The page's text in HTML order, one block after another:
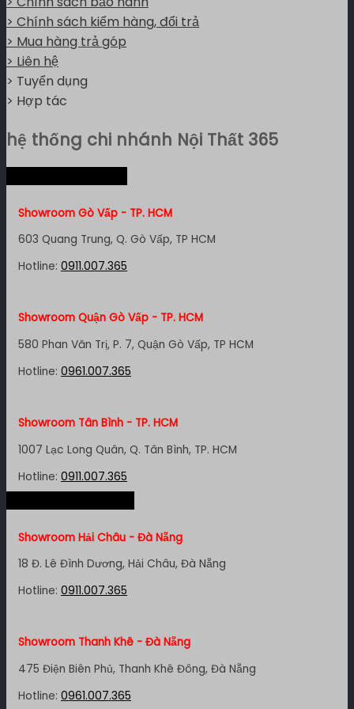
> Chính sách kiểm hàng, đổi trả
> Mua hàng trả góp
> Liên hệ
> Tuyển dụng
> Hợp tác
hệ thống chi nhánh Nội Thất 365
Showroom Gò Vấp - TP. HCM
603 Quang Trung, Q. Gò Vấp, TP HCM
Hotline: 0911.007.365
Showroom Quận Gò Vấp - TP. HCM
580 Phan Văn Trị, P. 7, Quận Gò Vấp, TP HCM
Hotline: 0961.007.365
Showroom Tân Bình - TP. HCM
1007 Lạc Long Quân, Q. Tân Bình, TP. HCM
Hotline: 0911.007.365
Showroom Quận 4 - TP. HCM
Showroom Quận 11 - TP. HCM
Showroom Hải Châu - Đà Nẵng
18 Đ. Lê Đình Dương, Hải Châu, Đà Nẵng
Hotline: 0911.007.365
Showroom Thanh Khê - Đà Nẵng
475 Điện Biên Phủ, Thanh Khê Đông, Đà Nẵng
Hotline: 0961.007.365